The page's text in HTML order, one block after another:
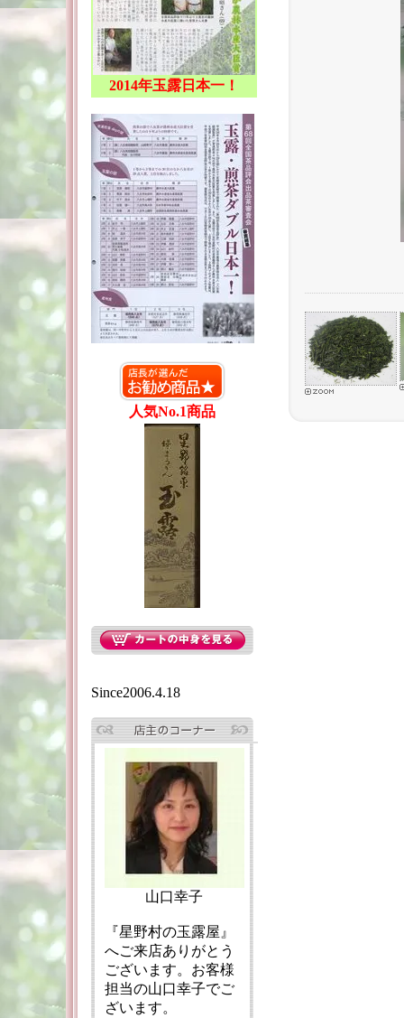
2014年玉露日本一！
人気No.1商品
Since2006.4.18
山口幸子
『星野村の玉露屋』
へご来店ありがとう
ございます。お客様
担当の山口幸子でご
ざいます。